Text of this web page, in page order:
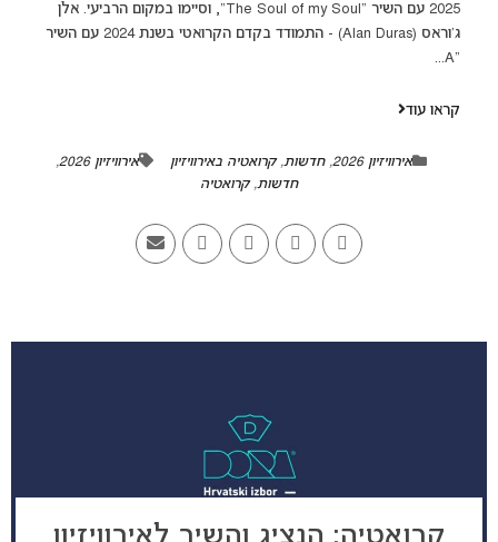
2025 עם השיר "The Soul of my Soul", וסיימו במקום הרביעי. אלן
ג'וראס (Alan Duras) - התמודד בקדם הקרואטי בשנת 2024 עם השיר
קראו עוד
אירוויזיון 2026 ,חדשות,קרואטיה באירוויזיון אירוויזיון 2026
,
חדשות,קרואטיה